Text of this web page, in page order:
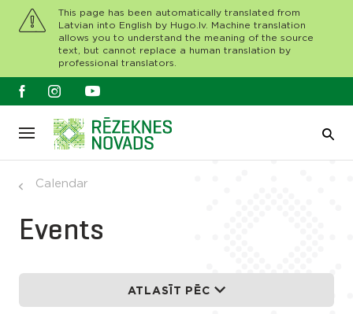
This page has been automatically translated from
Latvian into English by Hugo.lv. Machine translation
allows you to understand the meaning of the source
text, but cannot replace a human translation by
professional translators.
Calendar
Events
ATLASĪT PĒC